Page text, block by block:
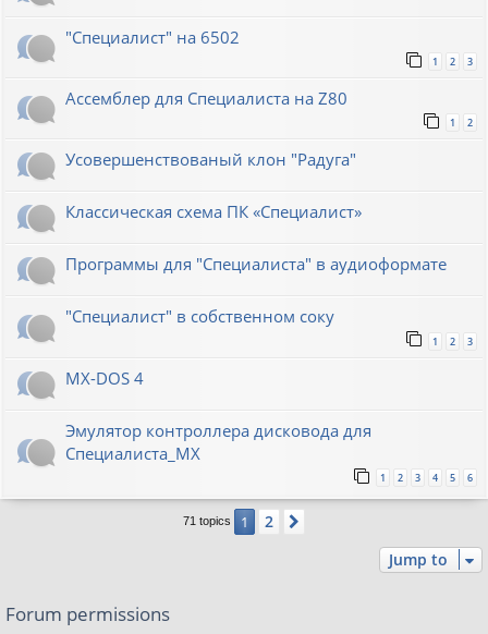
"Специалист" на 6502
1 2 3
Ассемблер для Специалиста на Z80
1 2
Усовершенствованый клон "Радуга"
Классическая схема ПК «Специалист»
Программы для "Специалиста" в аудиоформате
"Специалист" в собственном соку
1 2 3
MX-DOS 4
Эмулятор контроллера дисковода для
Специалиста_МХ
1 2 3 4 5 6
71 topics 1 2
Jump to
Forum permissions